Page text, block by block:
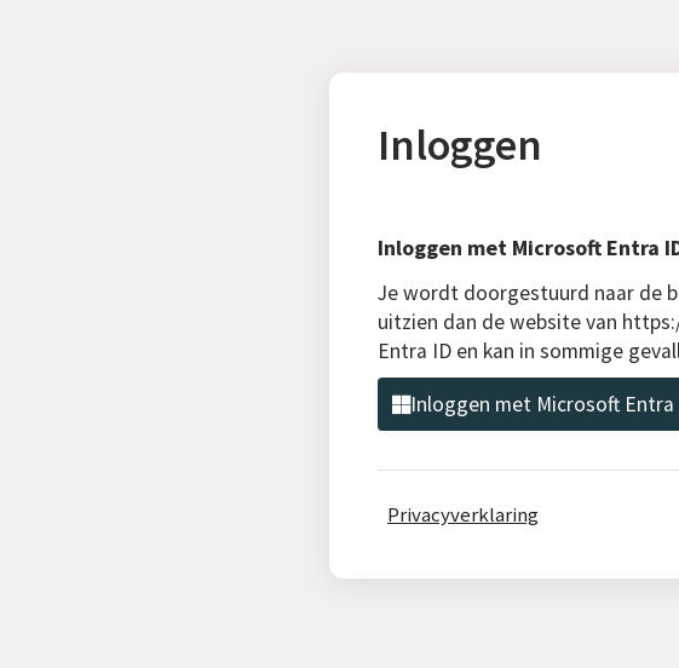
Inloggen
Inloggen met Microsoft Entra
Je wordt doorgestuurd naar de
uitzien dan de website van
Entra ID en kan in sommige
Inloggen met Microsoft Entra
Privacyverklaring